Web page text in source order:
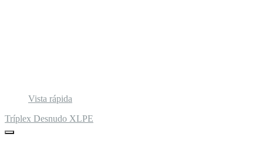
Vista rápida
Tríplex Desnudo XLPE